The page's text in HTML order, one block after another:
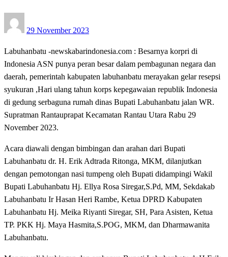
on
29 November 2023
Labuhanbatu -newskabarindonesia.com : Besarnya korpri di
Indonesia ASN punya peran besar dalam pembagunan negara dan
daerah, pemerintah kabupaten labuhanbatu merayakan gelar resepsi
syukuran ,Hari ulang tahun korps kepegawaian republik Indonesia
di gedung serbaguna rumah dinas Bupati Labuhanbatu jalan WR.
Supratman Rantauprapat Kecamatan Rantau Utara Rabu 29
November 2023.
Acara diawali dengan bimbingan dan arahan dari Bupati
Labuhanbatu dr. H. Erik Adtrada Ritonga, MKM, dilanjutkan
dengan pemotongan nasi tumpeng oleh Bupati didampingi Wakil
Bupati Labuhanbatu Hj. Ellya Rosa Siregar,S.Pd, MM, Sekdakab
Labuhanbatu Ir Hasan Heri Rambe, Ketua DPRD Kabupaten
Labuhanbatu Hj. Meika Riyanti Siregar, SH, Para Asisten, Ketua
TP. PKK Hj. Maya Hasmita,S.POG, MKM, dan Dharmawanita
Labuhanbatu.